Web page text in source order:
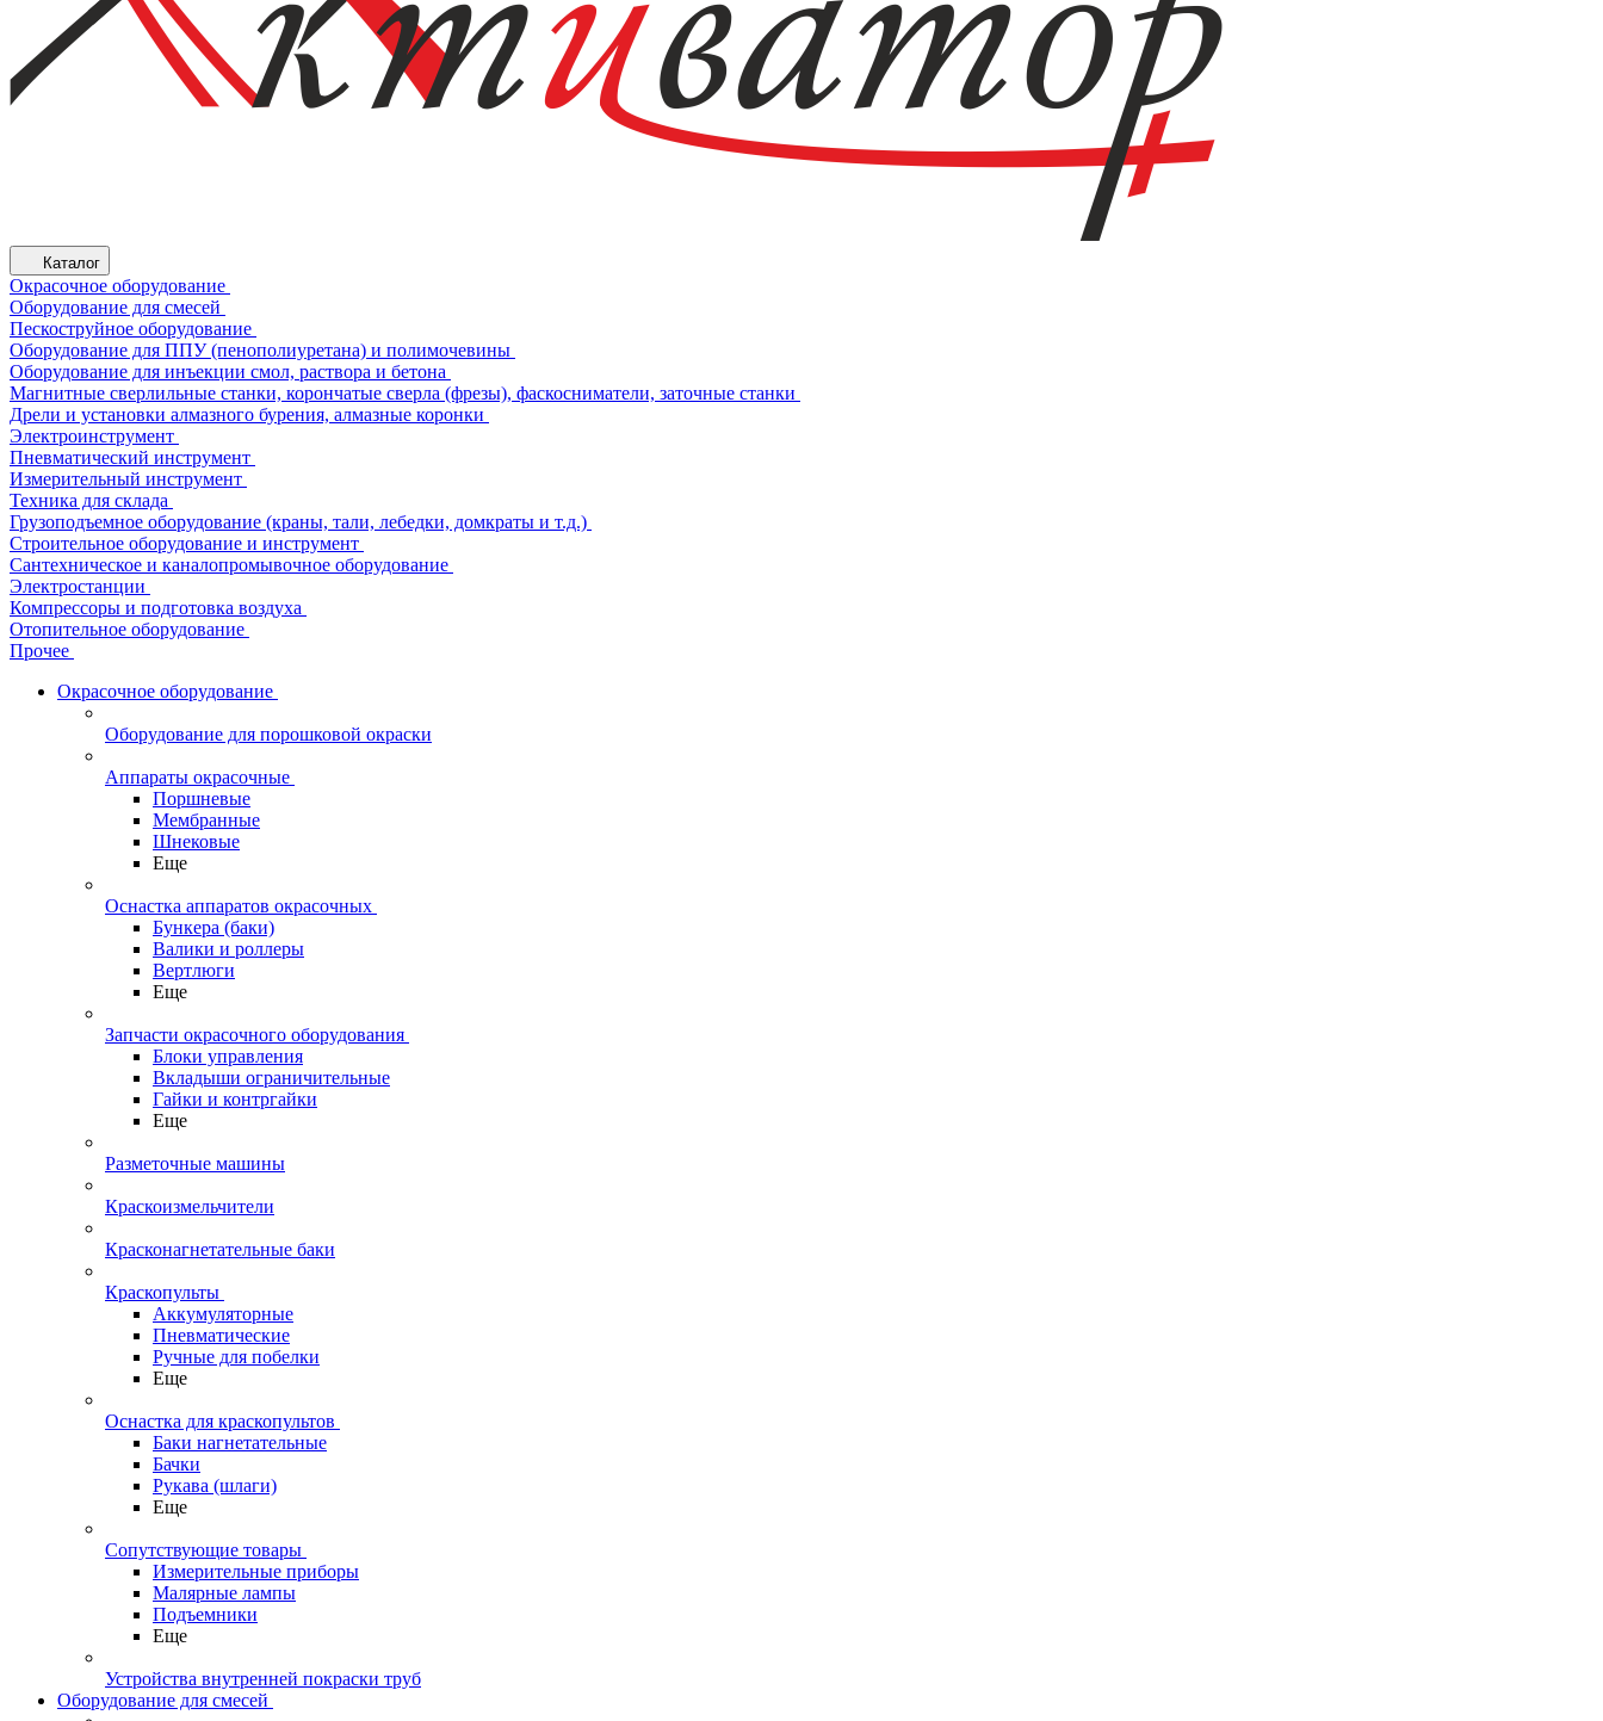
Каталог
Окрасочное оборудование
Оборудование для смесей
Пескоструйное оборудование
Оборудование для ППУ (пенополиуретана) и полимочевины
Оборудование для инъекции смол, раствора и бетона
Магнитные сверлильные станки, корончатые сверла (фрезы), фаскосниматели, заточные станки
Дрели и установки алмазного бурения, алмазные коронки
Электроинструмент
Пневматический инструмент
Измерительный инструмент
Техника для склада
Грузоподъемное оборудование (краны, тали, лебедки, домкраты и т.д.)
Строительное оборудование и инструмент
Сантехническое и каналопромывочное оборудование
Электростанции
Компрессоры и подготовка воздуха
Отопительное оборудование
Прочее
Окрасочное оборудование
Оборудование для порошковой окраски
Аппараты окрасочные
Поршневые
Мембранные
Шнековые
Еще
Оснастка аппаратов окрасочных
Бункера (баки)
Валики и роллеры
Вертлюги
Еще
Запчасти окрасочного оборудования
Блоки управления
Вкладыши ограничительные
Гайки и контргайки
Еще
Разметочные машины
Краскоизмельчители
Красконагнетательные баки
Краскопульты
Аккумуляторные
Пневматические
Ручные для побелки
Еще
Оснастка для краскопультов
Баки нагнетательные
Бачки
Рукава (шлаги)
Еще
Сопутствующие товары
Измерительные приборы
Малярные лампы
Подъемники
Еще
Устройства внутренней покраски труб
Оборудование для смесей